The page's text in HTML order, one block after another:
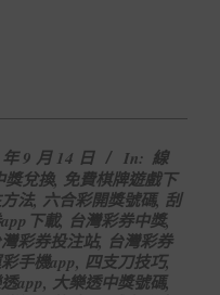
9 月 14 日 In: 線
獎兌換, 免費棋牌遊戲下
法, 六合彩開獎號碼, 刮
下載, 台灣彩券中獎,
灣彩券投注站, 台灣彩券
手機app, 四支刀技巧,
app, 大樂透中獎號碼,